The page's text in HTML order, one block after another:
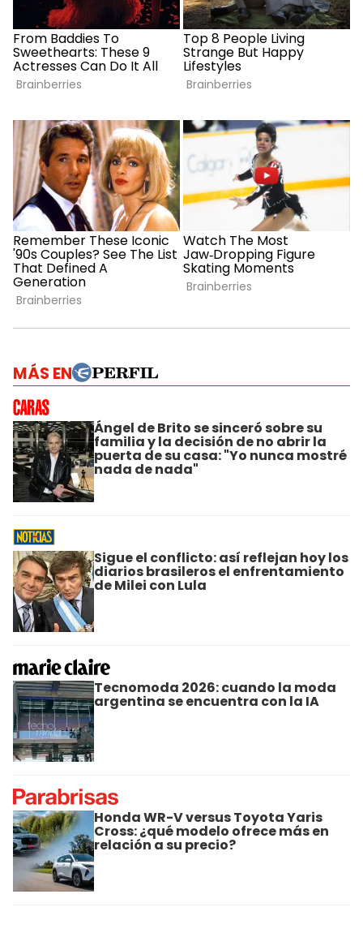
MÁS EN
Ángel de Brito se sinceró sobre su
familia y la decisión de no abrir la
puerta de su casa: "Yo nunca mostré
nada de nada"
Sigue el conflicto: así reflejan hoy los
diarios brasileros el enfrentamiento
de Milei con Lula
Tecnomoda 2026: cuando la moda
argentina se encuentra con la IA
Honda WR-V versus Toyota Yaris
Cross: ¿qué modelo ofrece más en
relación a su precio?